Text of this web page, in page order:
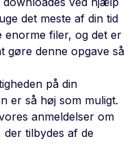
det meste af din tid
enorme filer, og det er
gøre denne opgave så
på din
er så høj som muligt.
anmeldelser om
der tilbydes af de